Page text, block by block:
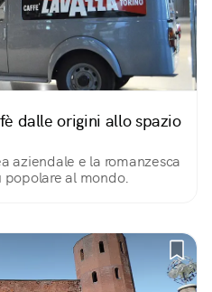
dalle origini allo spazio
aziendale e la romanzesca
al mondo.